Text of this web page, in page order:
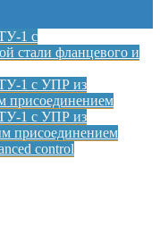
1 с
стали фланцевого и
1 с УПР из
присоединением
1 с УПР из
присоединением
control